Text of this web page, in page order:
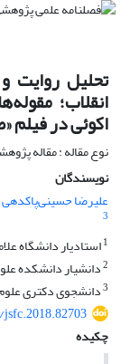
تحلیل روایت
انقلاب؛
اکوئی در فیلم
نوع مقاله : مقاله
نویسندگان
علیرضا حسینی‌پاکدهی
3
1استادیار دانشگاه
2دانشیار دانشکده
3دانشجوی دکتری علوم
چکیده